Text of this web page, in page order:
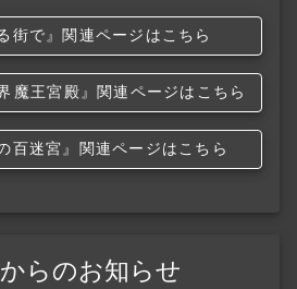
街で』関連ページはこちら
魔王宮殿』関連ページはこちら
百迷宮』関連ページはこちら
らのお知らせ